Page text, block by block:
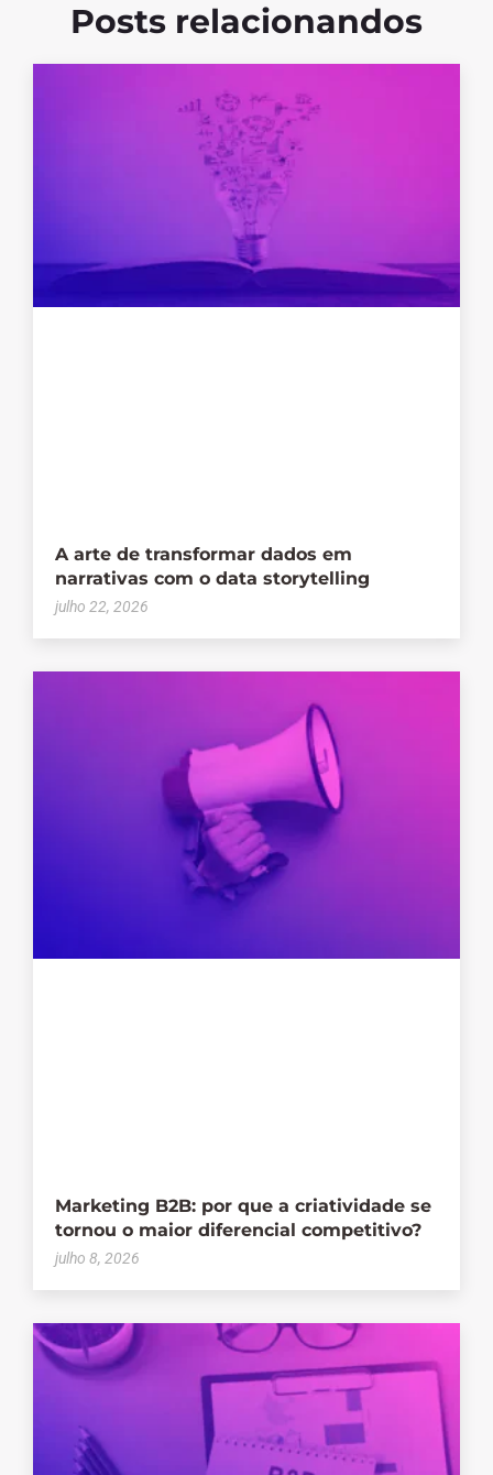
Posts relacionandos
A arte de transformar dados em
narrativas com o data storytelling
julho 22, 2026
Marketing B2B: por que a criatividade se
tornou o maior diferencial competitivo?
julho 8, 2026